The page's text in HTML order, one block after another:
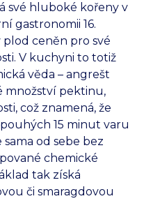
své hluboké kořeny v
gastronomii 16.
ceněn pro své
V kuchyni to totiž
věda – angrešt
množství pektinu,
což znamená, že
15 minut varu
od sebe bez
chemické
tak získá
či smaragdovou